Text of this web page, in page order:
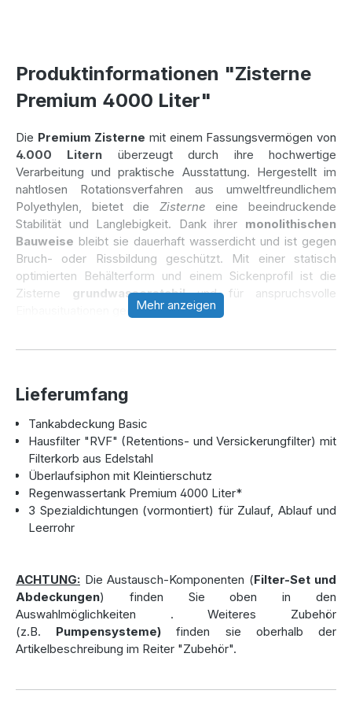
Produktinformationen "Zisterne
Premium 4000 Liter"
Die Premium Zisternemit einem Fassungsvermögen von
4.000 Litern überzeugt durch ihre hochwertige
Verarbeitung und praktische Ausstattung. Hergestellt im
nahtlosen Rotationsverfahren aus umweltfreundlichem
Polyethylen, bietet die Zisterneeine beeindruckende
Stabilität und Langlebigkeit. Dank ihrer monolithischen
Bauweise bleibt sie dauerhaft wasserdicht und ist gegen
Bruch- oder Rissbildung geschützt. Mit einer statisch
optimierten Behälterform und einem Sickenprofil ist die
Zisterne grundwasserstabilund für anspruchsvolle
Einbausituationen geeignet.
Mit einer Breite von 2.040 mm, einer Höhe von 1.630 mm
mittlere bis größere Gärten. Ihr Gewicht von 145 kg macht
sie leicht genug für einen unkomplizierten Transport,
während ihre robuste Bauweise eine hohe Belastbarkeit
gewährleistet – auch in Grundwassergebieten.
Die Zisterne passend ausstatten
Die 4.000-Liter-Zisterne kann individuell ausgestattet
werden, um den Anforderungen Ihres Gartens oder
Haushalts gerecht zu werden. Entscheiden Sie sich für eine
der hochwertigen Abdeckungen, wie die TÜV-geprüfte
Stabiflex PE-Abdeckung
oder den PKW-befahrbaren
– ideal, wenn die Zisterne unter einer
Mehr anzeigen
Lieferumfang
Tankabdeckung Basic
Hausfilter "RVF" (Retentions- und Versickerungfilter) mit
Filterkorb aus Edelstahl
Überlaufsiphon mit Kleintierschutz
Regenwassertank Premium 4000 Liter*
3 Spezialdichtungen (vormontiert) für Zulauf, Ablauf und
Leerrohr
ACHTUNG: Die Austausch-Komponenten (Filter-Set und
Abdeckungen) finden Sie oben in den
Auswahlmöglichkeiten . Weiteres Zubehör
(z.B. Pumpensysteme) finden sie oberhalb der
Artikelbeschreibung im Reiter "Zubehör".